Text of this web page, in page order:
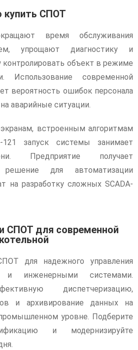
купить СПОТ
время обслуживания
упрощают диагностику и
контролировать объект в режиме
Использование современной
вероятность ошибок персонала
аварийные ситуации.
встроенным алгоритмам
запуск системы занимает
Предприятие получает
решение для автоматизации
на разработку сложных SCADA-
СПОТ для современной
для надежного управления
и инженерными системами.
диспетчеризацию,
и архивирование данных на
уровне. Подберите
и модернизируйте